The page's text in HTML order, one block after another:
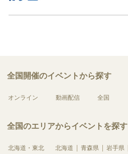
全国開催のイベントから探す
オンライン 動画配信 全国
全国のエリアからイベントを探す
北海道・東北 北海道 青森県 岩手県